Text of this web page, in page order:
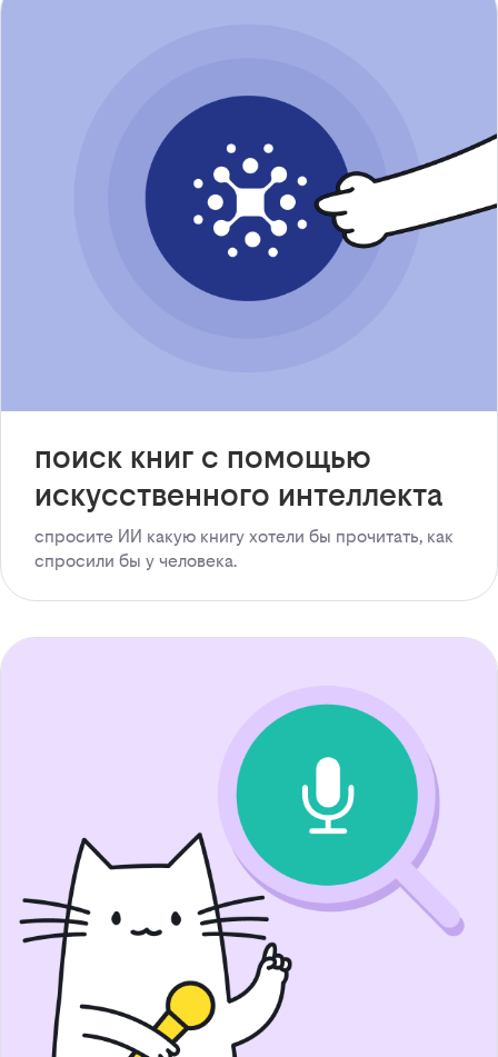
поиск книг с помощью
искусственного интеллекта
спросите ИИ какую книгу хотели бы прочитать, как
спросили бы у человека.